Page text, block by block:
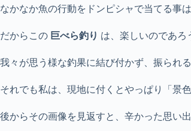
なかなか魚の行動をドンピシャで当てる事
だからこの 巨べら釣り は、楽しいのであろ
我々が思う様な釣果に結び付かず、振られ
それでも私は、現地に付くとやっぱり「景
後からその画像を見返すと、辛かった思い